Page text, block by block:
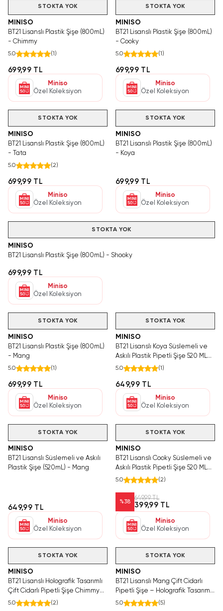
STOKTA YOK
MINISO
BT21 Lisanslı Plastik Şişe (800mL)
- Chimmy
5.0 (1 )
699,99 TL
Miniso
Özel Koleksiyon
STOKTA YOK
MINISO
BT21 Lisanslı Plastik Şişe (800mL)
- Cooky
5.0 (1 )
699,99 TL
Miniso
Özel Koleksiyon
STOKTA YOK
MINISO
BT21 Lisanslı Plastik Şişe (800mL)
- Tata
5.0 (2)
699,99 TL
Miniso
Özel Koleksiyon
STOKTA YOK
MINISO
BT21 Lisanslı Plastik Şişe (800mL)
- Koya
699,99 TL
Miniso
Özel Koleksiyon
STOKTA YOK
MINISO
BT21 Lisanslı Plastik Şişe (800mL) - Shooky
699,99 TL
Miniso
Özel Koleksiyon
STOKTA YOK
MINISO
BT21 Lisanslı Plastik Şişe (800mL)
- Mang
5.0 (1 )
699,99 TL
Miniso
Özel Koleksiyon
STOKTA YOK
MINISO
BT21 Lisanslı Koya Süslemeli ve
Askılı Plastik Pipetli Şişe 520 ML
17,6 Cm
5.0 (1 )
649,99 TL
Miniso
Özel Koleksiyon
STOKTA YOK
MINISO
BT21 Lisanslı Süslemeli ve Askılı
Plastik Şişe (520mL) - Mang
649,99 TL
Miniso
Özel Koleksiyon
STOKTA YOK
MINISO
BT21 Lisanslı Cooky Süslemeli ve
Askılı Plastik Pipetli Şişe 520 ML
18,8 Cm
5.0 (2)
%38
649,99 TL
399,99 TL
Miniso
Özel Koleksiyon
STOKTA YOK
MINISO
BT21 Lisanslı Holografik Tasarımlı
Çift Cidarlı Pipetli Şişe Chimmy
800 ml
5.0 (2)
STOKTA YOK
MINISO
BT21 Lisanslı Mang Çift Cidarlı
Pipetli Şişe – Holografik Tasarım
Soğuk İçecek Matarası 800 Ml
5.0 (5)